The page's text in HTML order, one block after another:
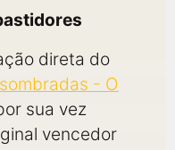
direta do
- O
sua vez
vencedor